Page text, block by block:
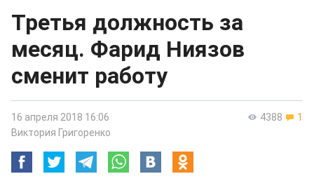
Третья должность за
месяц. Фарид Ниязов
сменит работу
4388 1
16 апреля 2018 16:06
Виктория Григоренко